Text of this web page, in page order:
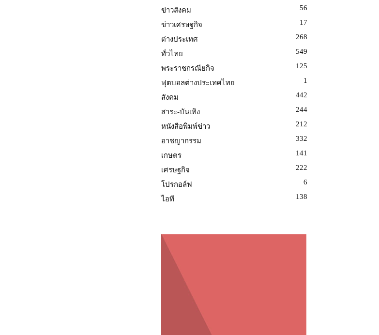
ข่าวสังคม 56
ข่าวเศรษฐกิจ 17
ต่างประเทศ 268
ทั่วไทย 549
พระราชกรณียกิจ 125
ฟุตบอลต่างประเทศไทย 1
สังคม 442
สาระ-บันเทิง 244
หนังสือพิมพ์ข่าว 212
อาชญากรรม 332
เกษตร 141
เศรษฐกิจ 222
โปรกอล์ฟ 6
ไอที 138